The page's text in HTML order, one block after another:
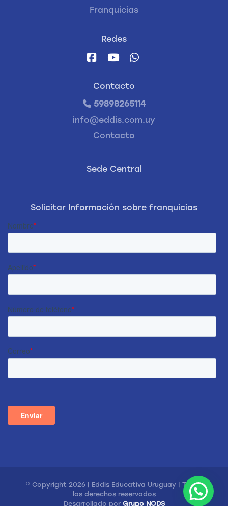
Franquicias
Redes
Contacto
59898265114
info@eddis.com.uy
Contacto
Sede Central
Solicitar Información sobre franquicias
© Copyright 2026 | Eddis Educativa Uruguay | Todos
los derechos reservados
Desarrollado por Grupo NODS